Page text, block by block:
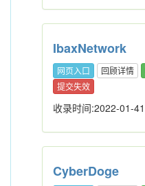
IbaxNetwork
网页入口 回顾详情
提交失效
收录时间:2022-01-41
CyberDoge